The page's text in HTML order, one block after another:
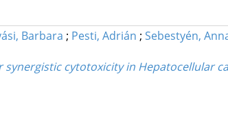
Barbara ; Pesti, Adrián ; Sebestyén,
cytotoxicity in Hepatocellular